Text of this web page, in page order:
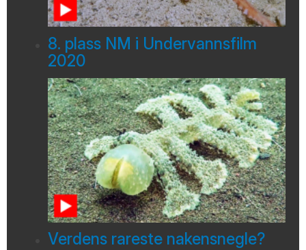
8. plass NM i Undervannsfilm
2020
Verdens rareste nakensnegle?